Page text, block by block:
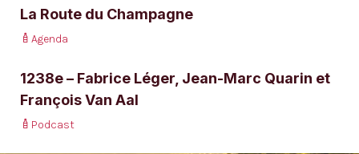
La Route du Champagne
Agenda
1238e – Fabrice Léger, Jean-Marc Quarin et
François Van Aal
Podcast